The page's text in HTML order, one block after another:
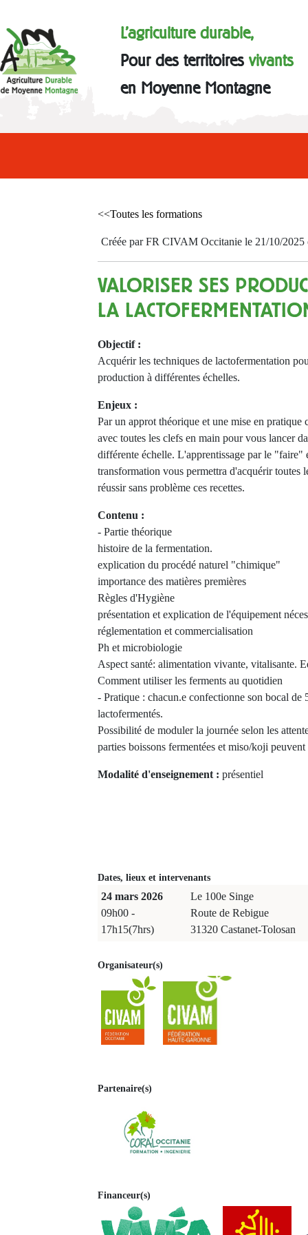
L'agriculture durable,
Pour des territoiresvivants
en Moyenne Montagne
<<Toutes les formations
Créée par FR CIVAM Occitanie le 21/10/2025
VALORISER SES
LA
Objectif :
Acquérir les techniques de lactofermentation
production à différentes échelles.
Enjeux :
Par un approt théorique et une mise en pratique
avec toutes les clefs en main pour vous lancer
différente échelle. L'apprentissage par le "faire"
transformation vous permettra d'acquérir toutes
réussir sans problème ces recettes.
Contenu :
- Partie théorique
histoire de la fermentation.
explication du procédé naturel "chimique"
importance des matières premières
Règles d'Hygiène
présentation et explication de l'équipement
réglementation et commercialisation
Ph et microbiologie
Aspect santé: alimentation vivante, vitalisante.
Comment utiliser les ferments au quotidien
- Pratique : chacun.e confectionne son bocal de
lactofermentés.
Possibilité de moduler la journée selon les
parties boissons fermentées et miso/koji
Modalité d'enseignement : présentiel
Dates, lieux et intervenants
24 mars 2026
09h00 -
17h15(7hrs)
Le 100e Singe
Route de Rebigue
31320 Castanet-Tolosan
Organisateur(s)
Partenaire(s)
Financeur(s)